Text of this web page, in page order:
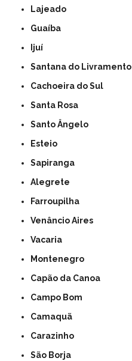
Lajeado
Guaíba
Ijuí
Santana do Livramento
Cachoeira do Sul
Santa Rosa
Santo Ângelo
Esteio
Sapiranga
Alegrete
Farroupilha
Venâncio Aires
Vacaria
Montenegro
Capão da Canoa
Campo Bom
Camaquã
Carazinho
São Borja